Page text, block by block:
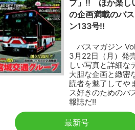
プ」!! ほか楽し
の企画満載のバ
ン133号!!
バスマガジン
3月22日（月）発
しい写真と詳細な
大胆な企画と緻密
読者を魅了してや
ス好きのためのバ
報誌だ!!
最新号